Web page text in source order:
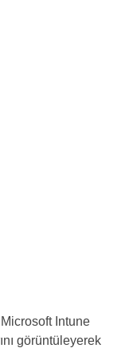
Intune
görüntüleyerek